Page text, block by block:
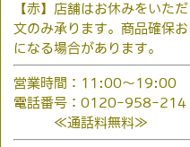
【赤】店舗はお休みをいた
文のみ承ります。商品確保
になる場合があります。
営業時間：11:00～19:00
電話番号：0120-958-214
≪通話料無料≫